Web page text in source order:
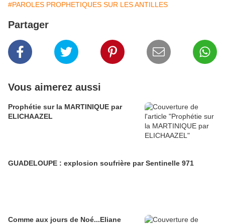
#PAROLES PROPHETIQUES SUR LES ANTILLES
Partager
Vous aimerez aussi
Prophétie sur la MARTINIQUE par
ELICHAAZEL
GUADELOUPE : explosion soufrière par Sentinelle 971
Comme aux jours de Noé...Eliane